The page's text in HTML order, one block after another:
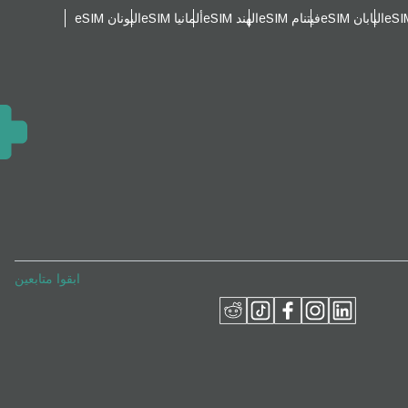
اليابان eSIM فيتنام eSIM الهند eSIM ألمانيا eSIM
اليونان eSIM
ابقوا متابعين